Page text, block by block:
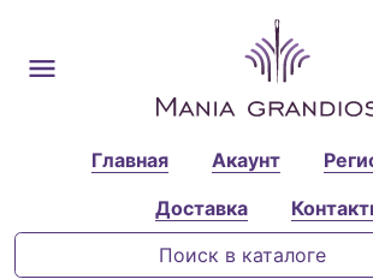
Главная Акаунт
Доставка